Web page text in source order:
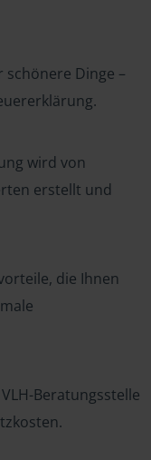
schönere Dinge –
wird von
erstellt und
die Ihnen
Beratungsstelle